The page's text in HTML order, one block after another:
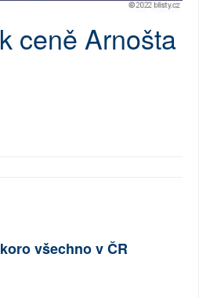
ceně Arnošta
všechno v ČR